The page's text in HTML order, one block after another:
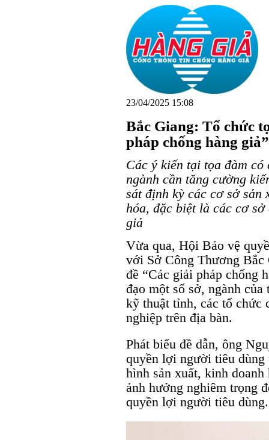
23/04/2025 15:08
Bắc Giang: Tổ chức
pháp chống hàng giả”
Các ý kiến tại tọa đàm
ngành cần tăng cường
sát định kỳ các cơ sở sản
hóa, đặc biệt là các cơ
giả
Vừa qua, Hội Bảo vệ
với Sở Công Thương
đề “Các giải pháp chống
đạo một số sở, ngành
kỹ thuật tỉnh, các tổ chức
nghiệp trên địa bàn.
Phát biểu đề dẫn, ông
quyền lợi người tiêu
hình sản xuất, kinh
ảnh hưởng nghiêm trọng
quyền lợi người tiêu dùng.